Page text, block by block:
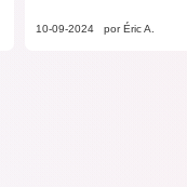
10-09-2024 por Éric A.